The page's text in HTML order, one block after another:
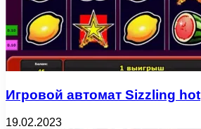
Игровой автомат Sizzling hot
19.02.2023